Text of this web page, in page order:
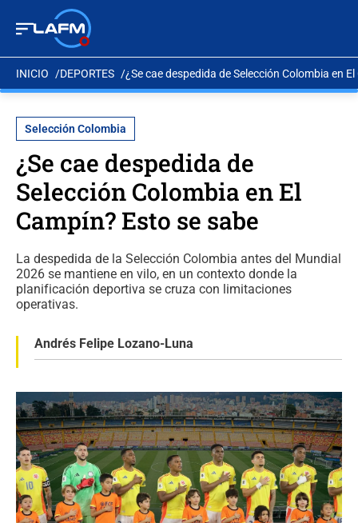
INICIO DEPORTES ¿Se cae despedida de Selección Colombia en
Selección Colombia
¿Se cae despedida de
Selección Colombia en El
Campín? Esto se sabe
La despedida de la Selección Colombia antes del Mundial
2026 se mantiene en vilo, en un contexto donde la
planificación deportiva se cruza con limitaciones
operativas.
Andrés Felipe Lozano-Luna